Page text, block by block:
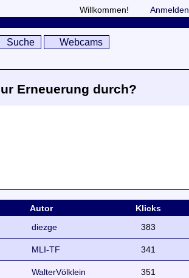
Willkommen! Anmelden
Suche Webcams
Erneuerung durch?
Autor Klicks
diezge 383
MLI-TF 341
WalterVölklein 351